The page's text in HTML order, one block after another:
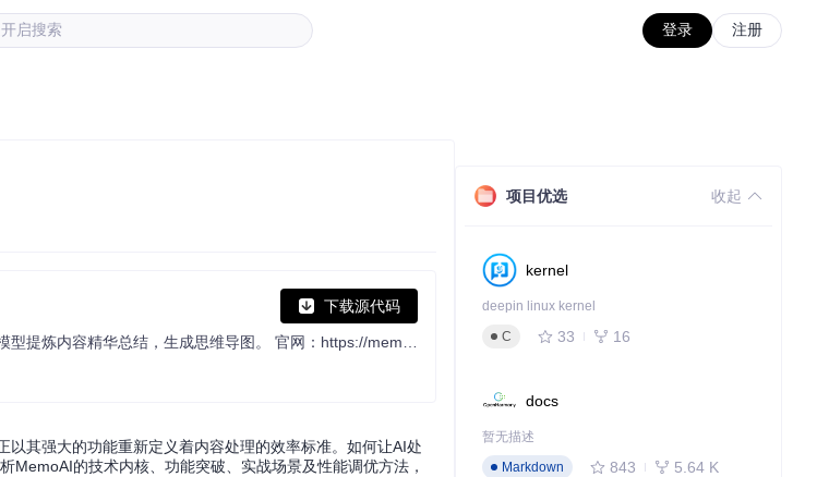
启搜索 登录 注册
下载源代码
其强大的功能重新定义着内容处理的效率标准。如何让AI处
的技术内核、功能突破、实战场景及性能调优方法，
项目优选 收起
kernel
deepin linux kernel
C
33 16
docs
暂无描述
Markdown
843 5.64 K